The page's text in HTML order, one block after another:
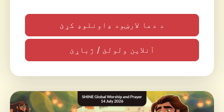
د دعا لارښود ډاونلوډ کړئ
آنلاین ولولئ / ژباړئ